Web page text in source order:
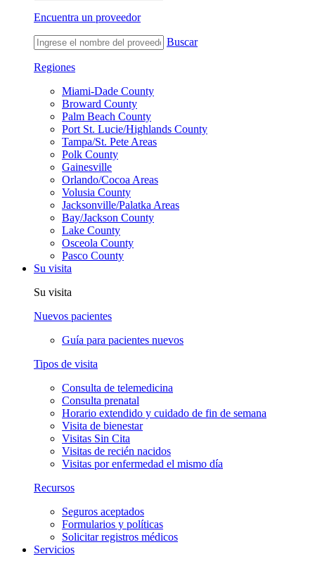
Encuentra un proveedor
Buscar
Regiones
Miami-Dade County
Broward County
Palm Beach County
Port St. Lucie/Highlands County
Tampa/St. Pete Areas
Polk County
Gainesville
Orlando/Cocoa Areas
Volusia County
Jacksonville/Palatka Areas
Bay/Jackson County
Lake County
Osceola County
Pasco County
Su visita
Su visita
Nuevos pacientes
Guía para pacientes nuevos
Tipos de visita
Consulta de telemedicina
Consulta prenatal
Horario extendido y cuidado de fin de semana
Visita de bienestar
Visitas Sin Cita
Visitas de recién nacidos
Visitas por enfermedad el mismo día
Recursos
Seguros aceptados
Formularios y políticas
Solicitar registros médicos
Servicios